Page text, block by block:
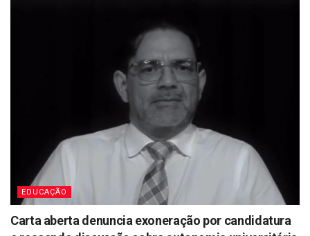
EDUCAÇÃO
Carta aberta denuncia exoneração por candidatura